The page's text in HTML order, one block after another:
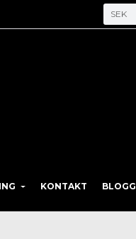
SEK
KONTAKT BLOGG